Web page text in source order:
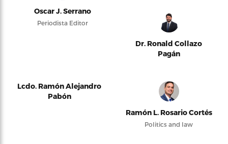
Oscar J. Serrano
Periodista Editor
Dr. Ronald Collazo
Pagán
Lcdo. Ramón Alejandro
Pabón
Ramón L. Rosario Cortés
Politics and law